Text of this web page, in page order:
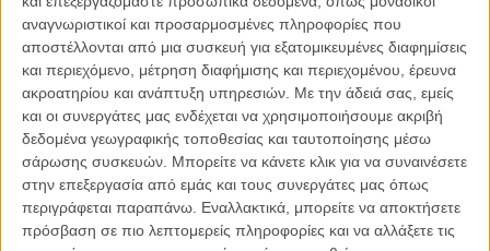
αναγνωριστικοί και προσαρμοσμένες πληροφορίες που
αποστέλλονται από μια συσκευή για εξατομικευμένες διαφημίσεις
και περιεχόμενο, μέτρηση διαφήμισης και περιεχομένου, έρευνα
ακροατηρίου και ανάπτυξη υπηρεσιών. Με την άδειά σας, εμείς
και οι συνεργάτες μας ενδέχεται να χρησιμοποιήσουμε ακριβή
δεδομένα γεωγραφικής τοποθεσίας και ταυτοποίησης μέσω
σάρωσης συσκευών. Μπορείτε να κάνετε κλικ για να συναινέσετε
στην επεξεργασία από εμάς και τους συνεργάτες μας όπως
περιγράφεται παραπάνω. Εναλλακτικά, μπορείτε να αποκτήσετε
πρόσβαση σε πιο λεπτομερείς πληροφορίες και να αλλάξετε τις
παρακάτω κι αναζητήστε τον στην αγορά προς το τέλος του
χρόνου.
Διαβάστε ακόμη
Ολα τα ρομπότ του σινεμά!
«Wall-Εtheus» και «The Lion King Rises»: Δεν φανταζόσουν ότι
τα καρτούν μπορεί να είναι έτσι...
Μα πότε προλαβαίνουν; Lego τρέιλερς για το «Star Wars: The
Force Awakens» και «Batman v Superman: Dawn of Justice»
Οι πιο αγαπημένες κινηματογραφικές σκηνές κατασκευάζονται με